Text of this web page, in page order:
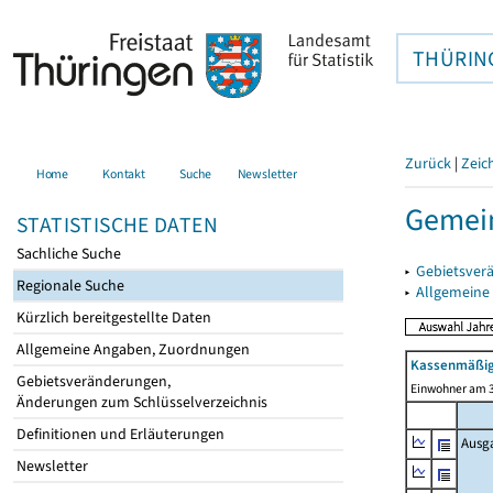
Home Kontakt Suche Newsletter
STATISTISCHE DATEN
Sachliche Suche
Regionale Suche
Kürzlich bereitgestellte Daten
Allgemeine Angaben, Zuordnungen
Gebietsveränderungen,
Änderungen zum Schlüsselverzeichnis
Definitionen und Erläuterungen
Newsletter
Zurück |
▸
▸
Einwohner am